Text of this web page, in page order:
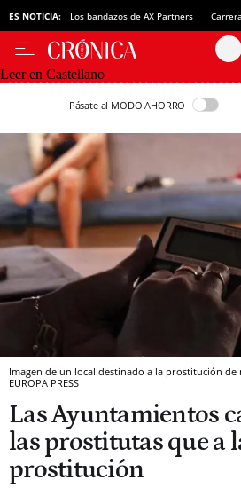
ES NOTICIA: Los bandazos de AX Partners
Leer en Castellano
Pásate al MODO AHORRO
Imagen de un local destinado a la prostitución
EUROPA PRESS
Las Ayuntamientos
las prostitutas que a
prostitución